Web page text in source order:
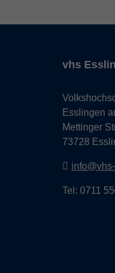
vhs
Esslingen
Mettinger
73728
Tel: 0711